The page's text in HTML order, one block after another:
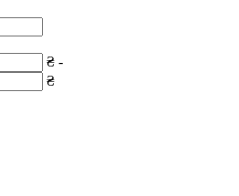
₴ -
₴